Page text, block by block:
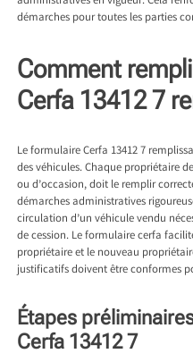
démarches pour toutes les parties
Comment
Cerfa 13412 7
Le formulaire Cerfa 13412 7
des véhicules. Chaque propriétaire
ou d’occasion, doit le remplir
démarches administratives
circulation d’un véhicule vendu
de cession. Le formulaire cerfa
propriétaire et le nouveau
justificatifs doivent être conformes
Étapes
Cerfa 13412 7